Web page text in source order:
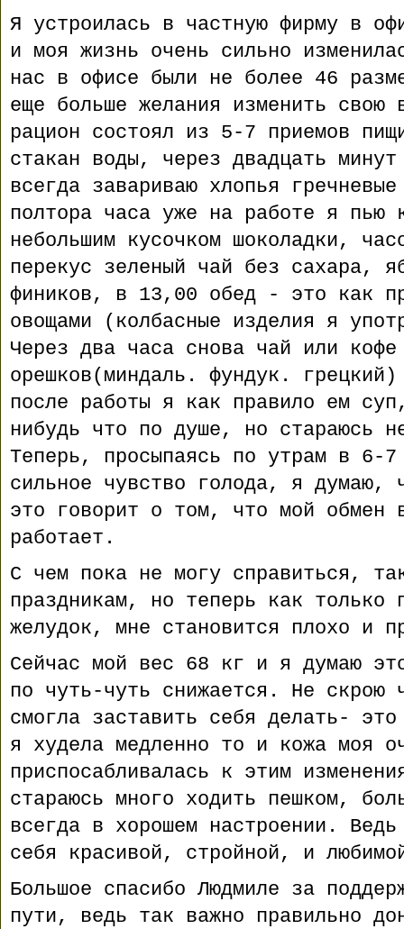
Я устроилась в частную фирму в
и моя жизнь очень сильно
нас в офисе были не более 46
еще больше желания изменить свою
рацион состоял из 5-7 приемов
стакан воды, через двадцать
всегда завариваю хлопья
полтора часа уже на работе я пью
небольшим кусочком шоколадки,
перекус зеленый чай без сахара,
фиников, в 13,00 обед - это как
овощами (колбасные изделия я
Через два часа снова чай или
орешков(миндаль. фундук.
после работы я как правило ем
нибудь что по душе, но стараюсь
Теперь, просыпаясь по утрам в 6-
сильное чувство голода, я думаю,
это говорит о том, что мой обмен
работает.
С чем пока не могу справиться,
праздникам, но теперь как только
желудок, мне становится плохо и
Сейчас мой вес 68 кг и я думаю
по чуть-чуть снижается. Не
смогла заставить себя делать-
я худела медленно то и кожа моя
приспосабливалась к этим
стараюсь много ходить пешком,
всегда в хорошем настроении.
себя красивой, стройной, и
Большое спасибо Людмиле за
пути, ведь так важно правильно